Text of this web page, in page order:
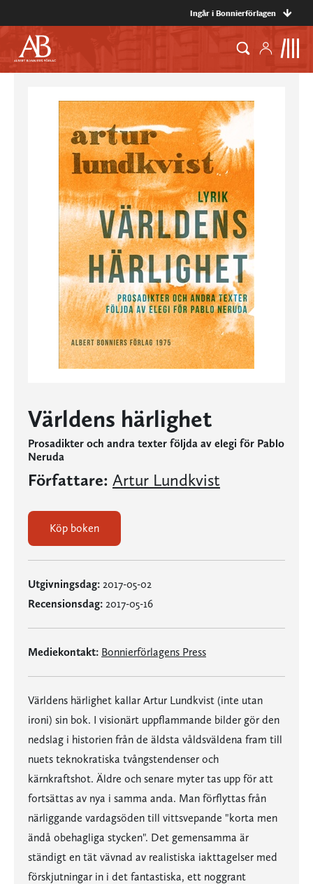
Ingår i Bonnierförlagen
Världens härlighet
Prosadikter och andra texter följda av elegi för Pablo
Neruda
Författare: Artur Lundkvist
Köp boken
Utgivningsdag: 2017-05-02
Recensionsdag: 2017-05-16
Mediekontakt: Bonnierförlagens Press
Världens härlighet kallar Artur Lundkvist (inte utan
ironi) sin bok. I visionärt uppflammande bilder gör den
nedslag i historien från de äldsta våldsväldena fram till
nuets teknokratiska tvångstendenser och
kärnkraftshot. Äldre och senare myter tas upp för att
fortsättas av nya i samma anda. Man förflyttas från
närliggande vardagsöden till vittsvepande "korta men
ändå obehagliga stycken". Det gemensamma är
ständigt en tät vävnad av realistiska iakttagelser med
förskjutningar in i det fantastiska, ett noggrant